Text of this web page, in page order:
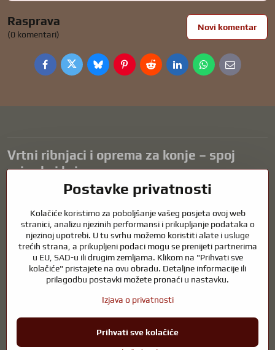
Rasprava
(0 komentari)
Novi komentar
FacebookTwitterBlueskyPinterestRedditLinkedInWhatsApp
E-
mail
Vrtni ribnjaci i oprema za konje – spoj
prirode i brige
Vrtni ribnjaci prekrasan su dodatak svakom eksterijeru i stvaraju
skladno okruženje za opuštanje i život vodenih životinja. Pravilna
tehnologija, filtracija i redovito održavanje ključni su za čistu vodu i
zdrav ribnjak tijekom cijele godine. Jednako važna je briga o
životinjama koje su dio naših života.
Konjima je potrebna visokokvalitetna oprema za jahanje, pravilna
prehrana i odgovorna briga kako bi bili zdravi, jaki i zadovoljni. Bilo da
stvoriti okruženje koje podržava prirodnu ravnotežu, sigurnost i
dobrobit i životinja i ljudi.
©2026Autorska pravaPostavke privatnostiIzjava o privatnosti
Postavke privatnosti
Kolačiće koristimo za poboljšanje vašeg posjeta ovoj web
stranici, analizu njezinih performansi i prikupljanje podataka o
njezinoj upotrebi. U tu svrhu možemo koristiti alate i usluge
trećih strana, a prikupljeni podaci mogu se prenijeti partnerima
u EU, SAD-u ili drugim zemljama. Klikom na "Prihvati sve
kolačiće" pristajete na ovu obradu. Detaljne informacije ili
prilagodbu postavki možete pronaći u nastavku.
Izjava o privatnosti
Prihvati sve kolačiće